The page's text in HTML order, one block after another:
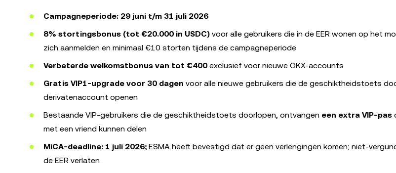
Campagneperiode: 29 juni t/m 31 juli 2026
8% stortingsbonus (tot €20.000 in USDC) voor alle gebruikers die in de EER wonen op het
zich aanmelden en minimaal €10 storten tijdens de campagneperiode
Verbeterde welkomstbonus van tot €400 exclusief voor nieuwe OKX-accounts
Gratis VIP1-upgrade voor 30 dagen voor alle nieuwe gebruikers die de geschiktheidstoets
derivatenaccount openen
Bestaande VIP-gebruikers die de geschiktheidstoets doorlopen, ontvangen een extra VIP-pas
met een vriend kunnen delen
MiCA-deadline: 1 juli 2026; ESMA heeft bevestigd dat er geen verlengingen komen; niet-
de EER verlaten